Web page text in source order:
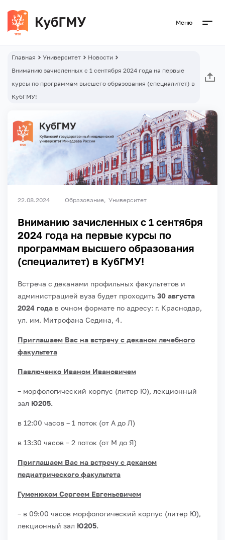
Меню
Главная Университет
Новости
Вниманию зачисленных с 1 сентября 2024 года на первые
курсы по программам высшего образования (специалитет) в
КубГМУ!
22.08.2024 Образование Университет
Вниманию зачисленных с 1 сентября
2024 года на первые курсы по
программам высшего образования
(специалитет) в КубГМУ!
Встреча с деканами профильных факультетов и
администрацией вуза будет проходить 30 августа
2024 года в очном формате по адресу: г. Краснодар,
ул. им. Митрофана Седина, 4.
Приглашаем Вас на встречу с деканом лечебного
факультета
Павлюченко Иваном Ивановичем
– морфологический корпус (литер Ю), лекционный
зал Ю205.
в 12:00 часов – 1 поток (от А до Л)
в 13:30 часов – 2 поток (от М до Я)
Приглашаем Вас на встречу с деканом
педиатрического факультета
Гуменюком Сергеем Евгеньевичем
– в 09:00 часов морфологический корпус (литер Ю),
лекционный зал Ю205.